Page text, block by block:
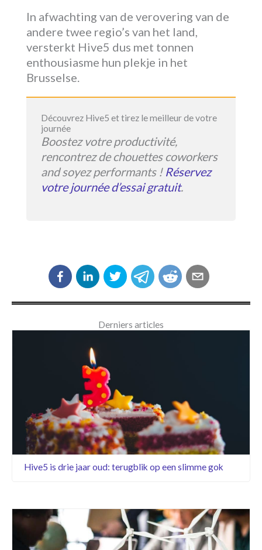
In afwachting van de verovering van de
andere twee regio’s van het land,
versterkt Hive5 dus met tonnen
enthousiasme hun plekje in het
Brusselse.
Découvrez Hive5 et tirez le meilleur de votre
journée
Boostez votre productivité,
rencontrez de chouettes coworkers
and soyez performants ! Réservez
votre journée d’essai gratuit.
Derniers articles
Hive5 is drie jaar oud: terugblik op een slimme gok